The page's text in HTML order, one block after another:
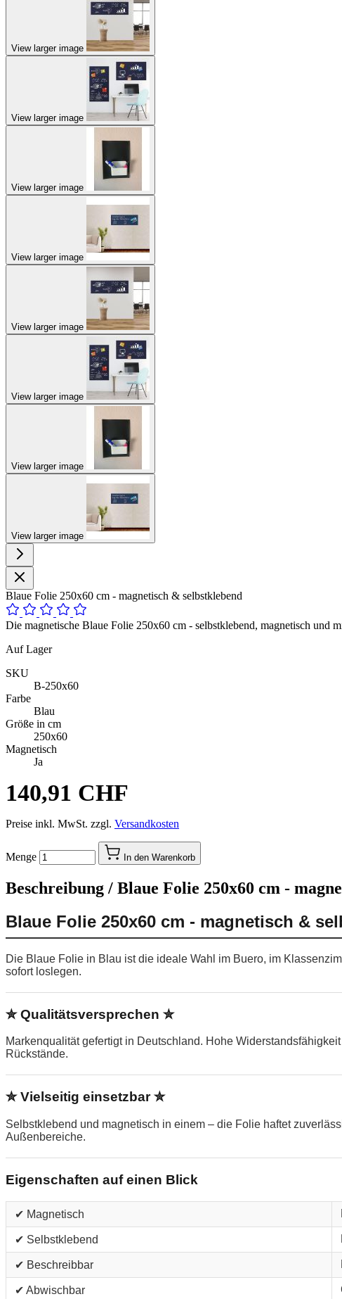
View larger image
View larger image
View larger image
View larger image
View larger image
View larger image
View larger image
View larger image
Blaue Folie 250x60 cm - magnetisch & selbstklebend
Die magnetische Blaue Folie 250x60 cm - selbstklebend, magnetisch und
Auf Lager
SKU
B-250x60
Farbe
Blau
Größe in cm
250x60
Magnetisch
Ja
140,91 CHF
Preise inkl. MwSt. zzgl. Versandkosten
Menge In den Warenkorb
Beschreibung / Blaue Folie 250x60 cm -
Blaue Folie 250x60 cm - magnetisch &
Die Blaue Folie in Blau ist die ideale Wahl im Buero, im
sofort loslegen.
✮ Qualitätsversprechen ✮
Markenqualität gefertigt in Deutschland. Hohe
Rückstände.
✮ Vielseitig einsetzbar ✮
Selbstklebend und magnetisch in einem – die Folie haftet
Außenbereiche.
Eigenschaften auf einen Blick
✔ Magnetisch
✔ Selbstklebend
✔ Beschreibbar
✔ Abwischbar